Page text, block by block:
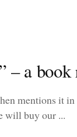
– a
mentions it
will buy our ...